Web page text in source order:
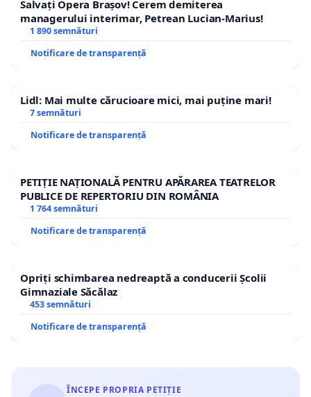
Salvați Opera Brașov! Cerem demiterea
managerului interimar, Petrean Lucian-Marius!
1 890 semnături
Notificare de transparență
Lidl: Mai multe cărucioare mici, mai puține mari!
7 semnături
Notificare de transparență
PETIȚIE NAȚIONALĂ PENTRU APĂRAREA TEATRELOR
PUBLICE DE REPERTORIU DIN ROMÂNIA
1 764 semnături
Notificare de transparență
Opriți schimbarea nedreaptă a conducerii Școlii
Gimnaziale Săcălaz
453 semnături
Notificare de transparență
ÎNCEPE PROPRIA PETIȚIE